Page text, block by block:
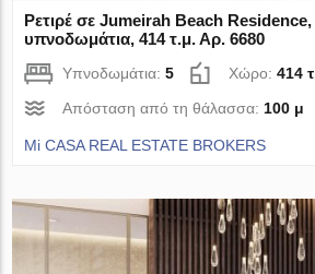
Ρετιρέ σε Jumeirah Beach
υπνοδωμάτια, 414 τ.μ. Αρ. 6680
Υπνοδωμάτια:5 Χώρο:414
Απόσταση από τη θάλασσα: 100 μ
Mi CASA REAL ESTATE BROKERS